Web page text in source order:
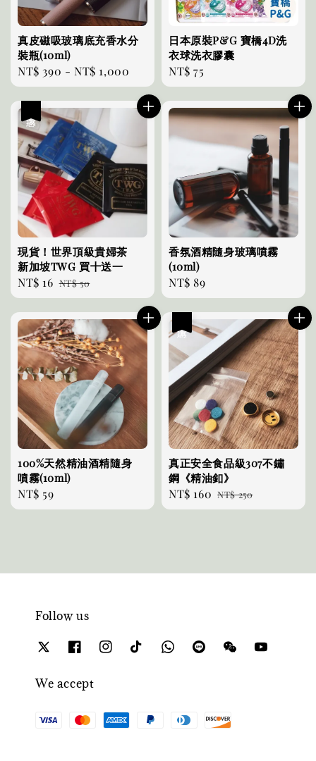
真皮磁吸玻璃底充香水分
裝瓶(10ml)
Regular
price
NT$ 390 -NT$ 1,000
日本原裝P&G 寶橋4D洗
衣球洗衣膠囊
Regular
price
NT$ 75
現貨！世界頂級貴婦茶
新加坡TWG 買十送一
Sale
price
NT$ 16 Regular
price
NT$ 50
香氛酒精隨身玻璃噴霧
(10ml)
Regular
price
NT$ 89
100%天然精油酒精隨身
噴霧(10ml)
Regular
price
NT$ 59
真正安全食品級307不鏽
鋼《精油釦》
Sale
price
NT$ 160 Regular
price
NT$ 250
Follow us
We accept